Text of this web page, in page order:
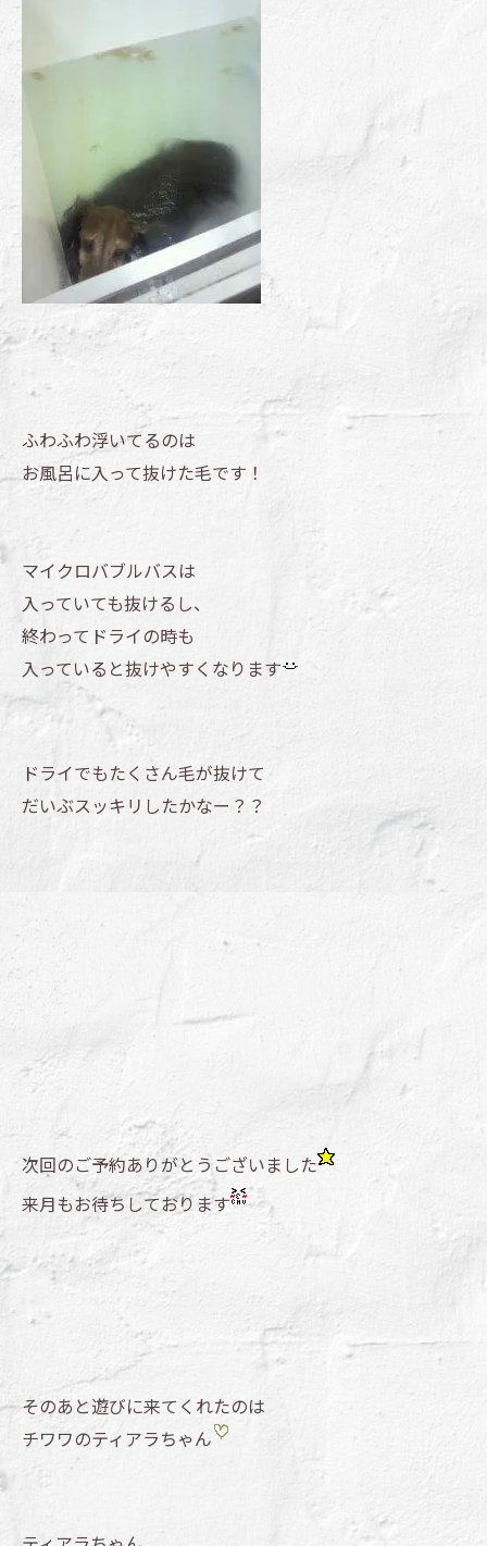
ふわふわ浮いてるのは
お風呂に入って抜けた毛です！
マイクロバブルバスは
入っていても抜けるし、
終わってドライの時も
入っていると抜けやすくなります
ドライでもたくさん毛が抜けて
だいぶスッキリしたかなー？？
次回のご予約ありがとうございました
来月もお待ちしております
そのあと遊びに来てくれたのは
チワワのティアラちゃん